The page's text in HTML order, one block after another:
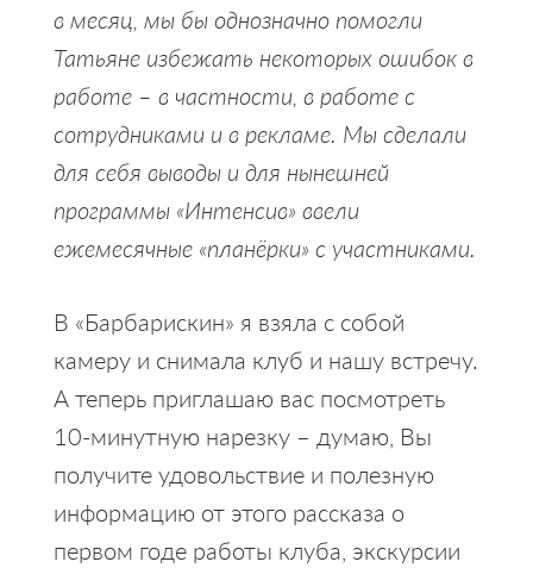
в месяц, мы бы однозначно помогли
Татьяне избежать некоторых ошибок в
работе – в частности, в работе с
сотрудниками и в рекламе. Мы сделали
для себя выводы и для нынешней
программы «Интенсив» ввели
ежемесячные «планёрки» с участниками.
В «Барбарискин» я взяла с собой
камеру и снимала клуб и нашу встречу.
А теперь приглашаю вас посмотреть
10-минутную нарезку – думаю, Вы
получите удовольствие и полезную
информацию от этого рассказа о
первом годе работы клуба, экскурсии